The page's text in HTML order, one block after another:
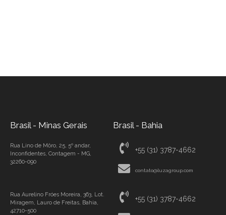
Brasil - Minas Gerais Brasil - Bahia
Rua Lino de Môro, 25, 5º andar,
Inconfidentes, Contagem - MG,
32260-090
+55 (31) 3787-4662
contato@luzagroup.com
Rua Aurelino Fróes Moreira, 363, Lot.
Miragem, Lauro de Freitas, Bahia,
42710-500
+55 (31) 3787-4662